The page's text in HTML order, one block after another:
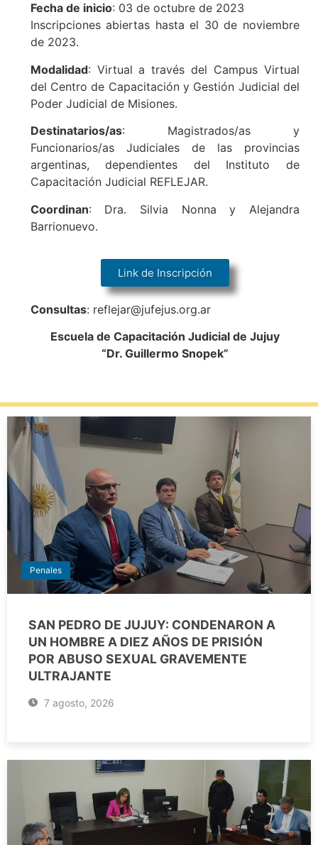
Fecha de inicio: 03 de octubre de 2023
Inscripciones abiertas hasta el 30 de noviembre
de 2023.
Modalidad: Virtual a través del Campus Virtual
del Centro de Capacitación y Gestión Judicial del
Poder Judicial de Misiones.
Destinatarios/as: Magistrados/as y
Funcionarios/as Judiciales de las provincias
argentinas, dependientes del Instituto de
Capacitación Judicial REFLEJAR.
Coordinan: Dra. Silvia Nonna y Alejandra
Barrionuevo.
Link de Inscripción
Consultas: reflejar@jufejus.org.ar
Escuela de Capacitación Judicial de Jujuy
“Dr. Guillermo Snopek”
Penales
SAN PEDRO DE JUJUY: CONDENARON A
UN HOMBRE A DIEZ AÑOS DE PRISIÓN
POR ABUSO SEXUAL GRAVEMENTE
ULTRAJANTE
7 agosto, 2026